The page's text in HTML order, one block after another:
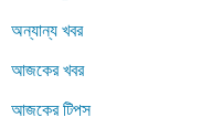
অন্যান্য খবর
আজকের খবর
আজকের টিপস